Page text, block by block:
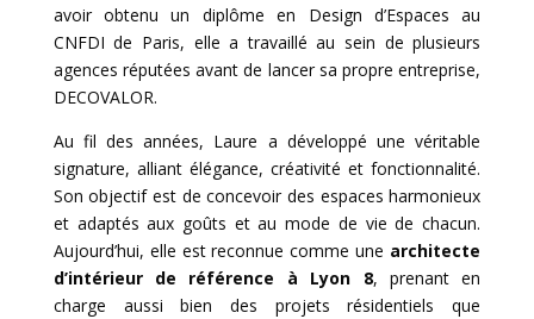
avoir obtenu un diplôme en Design d’Espaces au
CNFDI de Paris, elle a travaillé au sein de plusieurs
agences réputées avant de lancer sa propre entreprise,
DECOVALOR.
Au fil des années, Laure a développé une véritable
signature, alliant élégance, créativité et fonctionnalité.
Son objectif est de concevoir des espaces harmonieux
et adaptés aux goûts et au mode de vie de chacun.
Aujourd’hui, elle est reconnue comme une architecte
d’intérieur de référence à Lyon 8, prenant en
charge aussi bien des projets résidentiels que